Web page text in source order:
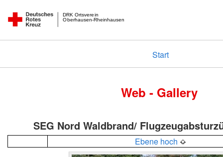
Oberhausen-Rheinhausen
DRK Ortsverein
Start
Web - Gallery
SEG Nord Waldbrand/
Ebene hoch